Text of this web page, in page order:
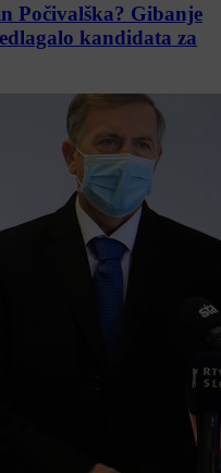
Počivalška? Gibanje
kandidata za